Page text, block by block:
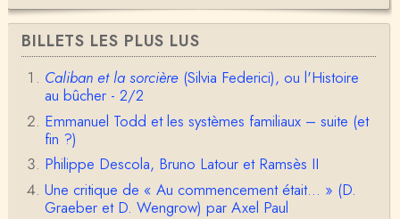
anne hebrard
Bonjour, peut-on trouver maintenant le manuscrit d'Al
ain Testart de 2009, souvent cité ?
Claude Julien
Bonjour Monsieur,Récent abonné à votre blog, je vi
ens de lire votre dernière publication, qui m’a be…
Anonymous
1° Le message subliminal est celui-ci: il y a un sché
ma évolutif des sociétés, avec des stades infér…
BILLETS LES PLUS LUS
Caliban et la sorcière(Silvia Federici), ou l'Histoire
au bûcher - 2/2
Emmanuel Todd et les systèmes familiaux – suite (et
fin ?)
Philippe Descola, Bruno Latour et Ramsès II
Une critique de « Au commencement était... » (D.
Graeber et D. Wengrow) par Axel Paul